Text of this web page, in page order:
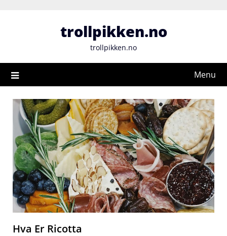
trollpikken.no
trollpikken.no
Menu
Hva Er Ricotta